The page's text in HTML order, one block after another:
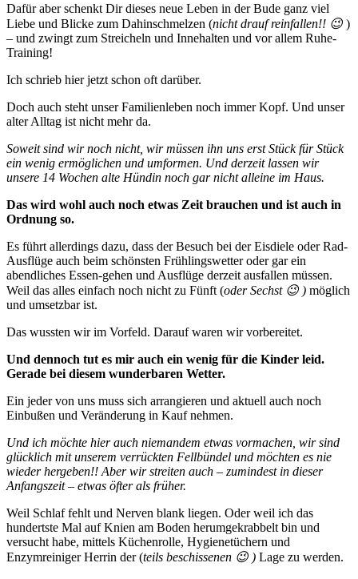
Dafür aber schenkt Dir dieses neue Leben in der Bude ganz viel
Liebe und Blicke zum Dahinschmelzen (nicht drauf reinfallen!! 😉 )
– und zwingt zum Streicheln und Innehalten und vor allem Ruhe-
Training!
Ich schrieb hier jetzt schon oft darüber.
Doch auch steht unser Familienleben noch immer Kopf. Und unser
alter Alltag ist nicht mehr da.
Soweit sind wir noch nicht, wir müssen ihn uns erst Stück für Stück
ein wenig ermöglichen und umformen. Und derzeit lassen wir
unsere 14 Wochen alte Hündin noch gar nicht alleine im Haus.
Das wird wohl auch noch etwas Zeit brauchen und ist auch in
Ordnung so.
Es führt allerdings dazu, dass der Besuch bei der Eisdiele oder Rad-
Ausflüge auch beim schönsten Frühlingswetter oder gar ein
abendliches Essen-gehen und Ausflüge derzeit ausfallen müssen.
Weil das alles einfach noch nicht zu Fünft (oder Sechst 😉 ) möglich
und umsetzbar ist.
Das wussten wir im Vorfeld. Darauf waren wir vorbereitet.
Und dennoch tut es mir auch ein wenig für die Kinder leid.
Gerade bei diesem wunderbaren Wetter.
Ein jeder von uns muss sich arrangieren und aktuell auch noch
Einbußen und Veränderung in Kauf nehmen.
Und ich möchte hier auch niemandem etwas vormachen, wir sind
glücklich mit unserem verrückten Fellbündel und möchten es nie
wieder hergeben!! Aber wir streiten auch – zumindest in dieser
Anfangszeit – etwas öfter als früher.
Weil Schlaf fehlt und Nerven blank liegen. Oder weil ich das
hundertste Mal auf Knien am Boden herumgekrabbelt bin und
versucht habe, mittels Küchenrolle, Hygienetüchern und
Enzymreiniger Herrin der (teils beschissenen 😉 ) Lage zu werden.